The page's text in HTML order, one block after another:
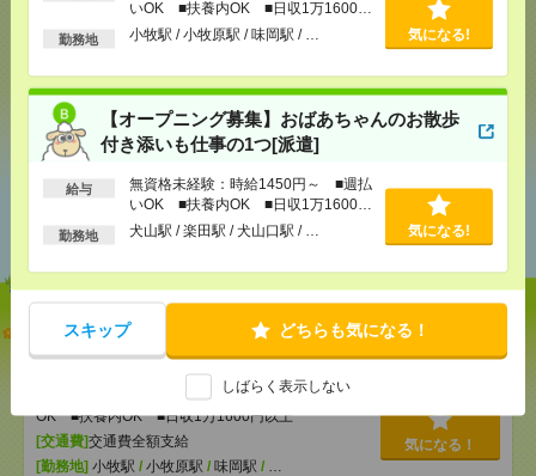
いOK ■扶養内OK ■日収1万1600円
以上
勤務地 小牧駅 / 小牧原駅 / 味岡駅 / … 気になる!
【オープニング募集】おばあちゃんのお散歩
付き添いも仕事の1つ[派遣]
給与
無資格未経験：時給1450円～ ■週払
いOK ■扶養内OK ■日収1万1600円
以上
勤務地 犬山駅 / 楽田駅 / 犬山口駅 / … 気になる!
スキップ どちらも気になる！
しばらく表示しない
気になる！
シェア ツイート ブックマーク
あなたの閲覧履歴からの
おすすめ
志望動機も履歴書も不要！日収1.1万円～＊未経験OK
の介護[派遣]
無資格未経験：時給1450円～ ■週払い
OK ■扶養内OK ■日収1万1600円以上
[交通費]交通費全額支給
[勤務地] 小牧駅 / 小牧原駅 / 味岡駅 / …
気になる！